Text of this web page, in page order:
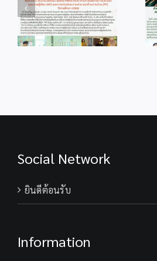
info 4-1
Social Network
ยินดีต้อนรับ
Information